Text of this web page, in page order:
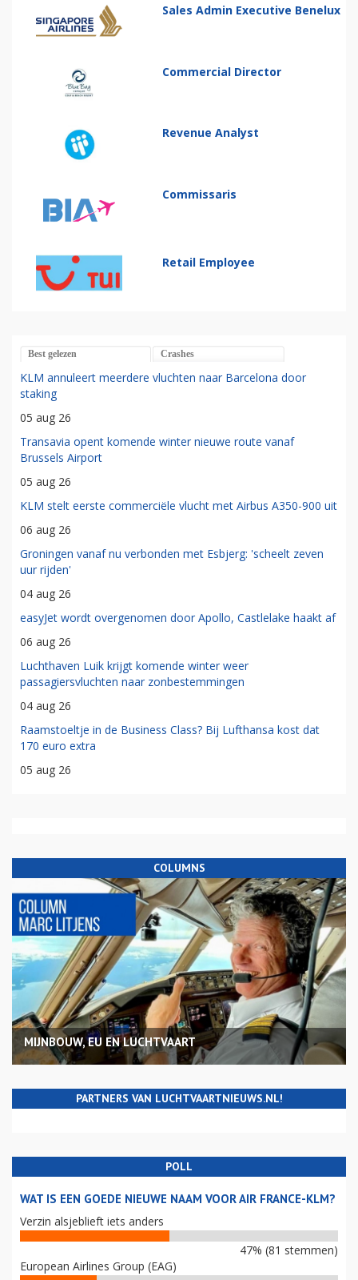
Sales Admin Executive Benelux
Commercial Director
Revenue Analyst
Commissaris
Retail Employee
Best gelezen Crashes
KLM annuleert meerdere vluchten naar Barcelona door
staking
05 aug 26
Transavia opent komende winter nieuwe route vanaf
Brussels Airport
05 aug 26
KLM stelt eerste commerciële vlucht met Airbus A350-900 uit
06 aug 26
Groningen vanaf nu verbonden met Esbjerg: 'scheelt zeven
uur rijden'
04 aug 26
easyJet wordt overgenomen door Apollo, Castlelake haakt af
06 aug 26
Luchthaven Luik krijgt komende winter weer
passagiersvluchten naar zonbestemmingen
04 aug 26
Raamstoeltje in de Business Class? Bij Lufthansa kost dat
170 euro extra
05 aug 26
COLUMNS
MIJNBOUW, EU EN LUCHTVAART
PARTNERS VAN LUCHTVAARTNIEUWS.NL!
POLL
WAT IS EEN GOEDE NIEUWE NAAM VOOR AIR FRANCE-KLM?
Verzin alsjeblieft iets anders
47% (81 stemmen)
European Airlines Group (EAG)